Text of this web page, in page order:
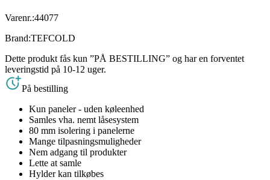
Varenr.:44077
Brand:TEFCOLD
Dette produkt fås kun ”PÅ BESTILLING” og har en forventet
leveringstid på 10-12 uger.
På bestilling
Kun paneler - uden køleenhed
Samles vha. nemt låsesystem
80 mm isolering i panelerne
Mange tilpasningsmuligheder
Nem adgang til produkter
Lette at samle
Hylder kan tilkøbes